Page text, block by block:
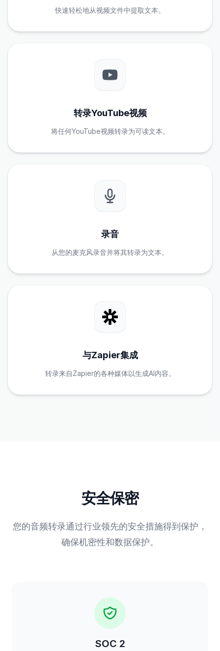
快速轻松地从视频文件中提取文本。
转录YouTube视频
将任何YouTube视频转录为可读文本。
录音
从您的麦克风录音并将其转录为文本。
与Zapier集成
转录来自Zapier的各种媒体以生成AI内容。
安全保密
您的音频转录通过行业领先的安全措施得到保护，
确保机密性和数据保护。
SOC 2